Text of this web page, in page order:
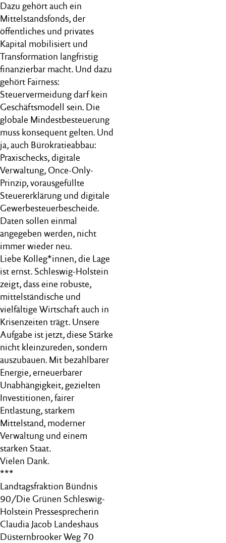
Dazu gehört auch ein
Mittelstandsfonds, der
öffentliches und privates
Kapital mobilisiert und
Transformation langfristig
finanzierbar macht. Und dazu
gehört Fairness:
Steuervermeidung darf kein
Geschäftsmodell sein. Die
globale Mindestbesteuerung
muss konsequent gelten. Und
ja, auch Bürokratieabbau:
Praxischecks, digitale
Verwaltung, Once-Only-
Prinzip, vorausgefüllte
Steuererklärung und digitale
Gewerbesteuerbescheide.
Daten sollen einmal
angegeben werden, nicht
immer wieder neu.
Liebe Kolleg*innen, die Lage
ist ernst. Schleswig-Holstein
zeigt, dass eine robuste,
mittelständische und
vielfältige Wirtschaft auch in
Krisenzeiten trägt. Unsere
Aufgabe ist jetzt, diese Stärke
nicht kleinzureden, sondern
auszubauen. Mit bezahlbarer
Energie, erneuerbarer
Unabhängigkeit, gezielten
Investitionen, fairer
Entlastung, starkem
Mittelstand, moderner
Verwaltung und einem
starken Staat.
Vielen Dank.
***
Landtagsfraktion Bündnis
90/Die Grünen Schleswig-
Holstein Pressesprecherin
Claudia Jacob Landeshaus
Düsternbrooker Weg 70